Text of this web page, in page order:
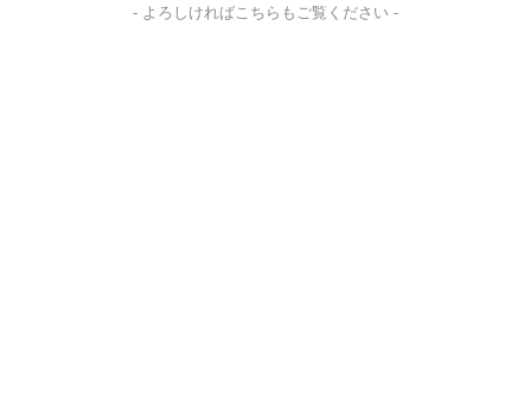
- よろしければこちらもご覧ください -